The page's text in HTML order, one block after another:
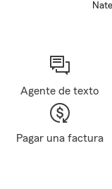
Agente de texto
Pagar una factura